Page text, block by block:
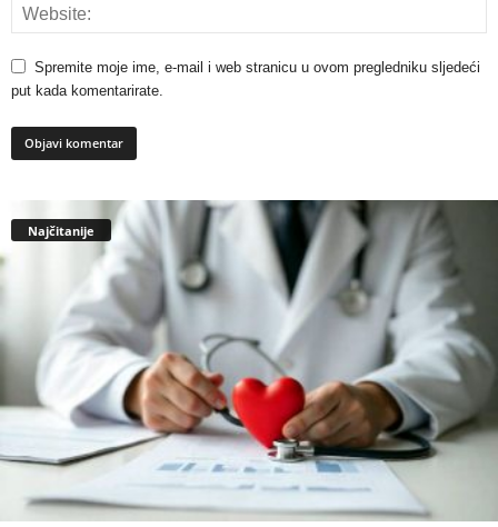
Spremite moje ime, e-mail i web stranicu u ovom pregledniku sljedeći
put kada komentarirate.
Najčitanije